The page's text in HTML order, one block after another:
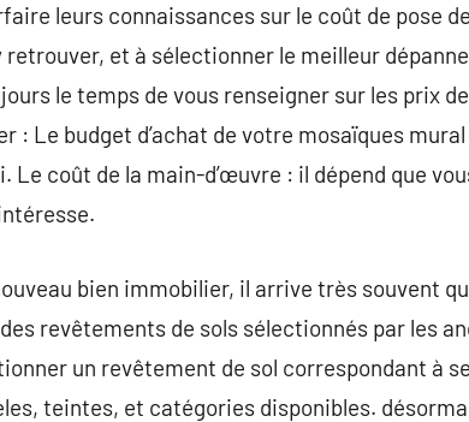
leurs connaissances sur le coût de pose
retrouver, et à sélectionner le meilleur
le temps de vous renseigner sur les prix
: Le budget d’achat de votre mosaïques
Le coût de la main-d’œuvre : il dépend que
bien immobilier, il arrive très souvent
revêtements de sols sélectionnés par les
un revêtement de sol correspondant à
teintes, et catégories disponibles.